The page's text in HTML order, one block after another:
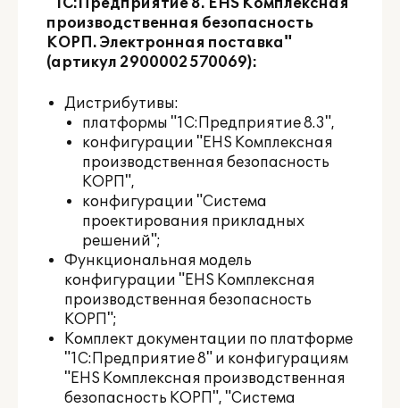
"1С:Предприятие 8. EHS Комплексная
производственная безопасность
КОРП. Электронная поставка"
(артикул 2900002570069):
Дистрибутивы:
платформы "1С:Предприятие 8.3",
конфигурации "EHS Комплексная
производственная безопасность
КОРП",
конфигурации "Система
проектирования прикладных
решений";
Функциональная модель
конфигурации "EHS Комплексная
производственная безопасность
КОРП";
Комплект документации по платформе
"1С:Предприятие 8" и конфигурациям
"EHS Комплексная производственная
безопасность КОРП", "Система